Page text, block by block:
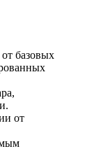
базовых
от